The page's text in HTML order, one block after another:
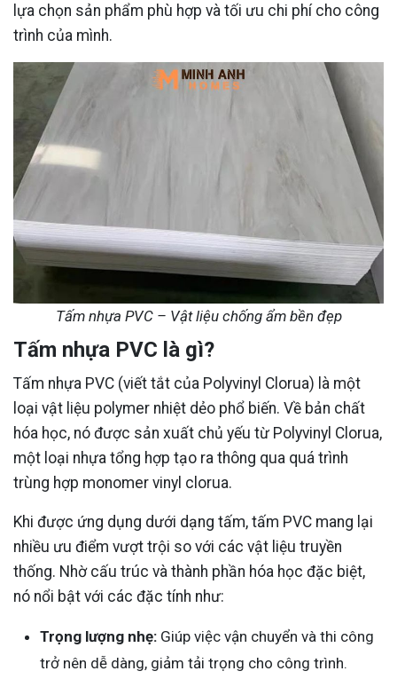
lựa chọn sản phẩm phù hợp và tối ưu chi phí cho công
trình của mình.
Tấm nhựa PVC – Vật liệu chống ẩm bền đẹp
Tấm nhựa PVC là gì?
Tấm nhựa PVC (viết tắt của Polyvinyl Clorua) là một
loại vật liệu polymer nhiệt dẻo phổ biến. Về bản chất
hóa học, nó được sản xuất chủ yếu từ Polyvinyl Clorua,
một loại nhựa tổng hợp tạo ra thông qua quá trình
trùng hợp monomer vinyl clorua.
Khi được ứng dụng dưới dạng tấm, tấm PVC mang lại
nhiều ưu điểm vượt trội so với các vật liệu truyền
thống. Nhờ cấu trúc và thành phần hóa học đặc biệt,
nó nổi bật với các đặc tính như:
Trọng lượng nhẹ: Giúp việc vận chuyển và thi công
trở nên dễ dàng, giảm tải trọng cho công trình.